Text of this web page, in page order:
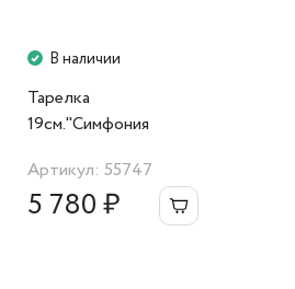
В наличии
Тарелка
19см."Симфония
Артикул: 55747
5 780 ₽